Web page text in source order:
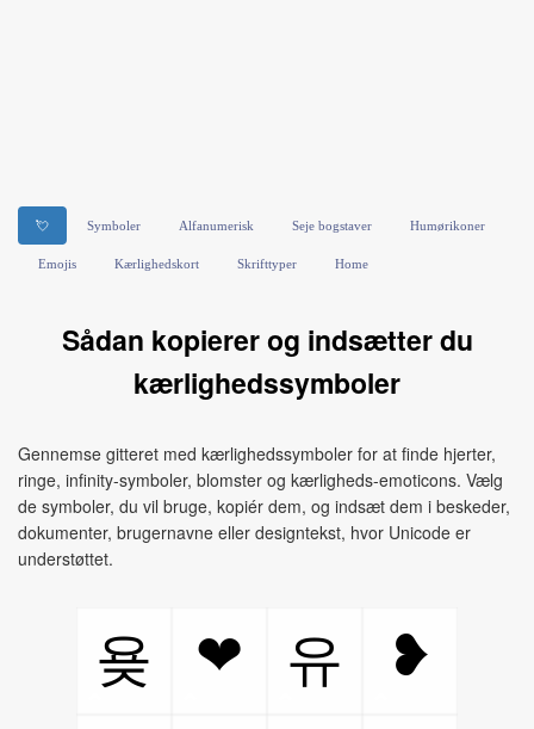
💘 Symboler Alfanumerisk Seje bogstaver Humørikoner
Emojis Kærlighedskort Skrifttyper Home
Sådan kopierer og indsætter du
kærlighedssymboler
Gennemse gitteret med kærlighedssymboler for at finde hjerter,
ringe, infinity-symboler, blomster og kærligheds-emoticons. Vælg
de symboler, du vil bruge, kopiér dem, og indsæt dem i beskeder,
dokumenter, brugernavne eller designtekst, hvor Unicode er
understøttet.
욪 ❤ 유
❥